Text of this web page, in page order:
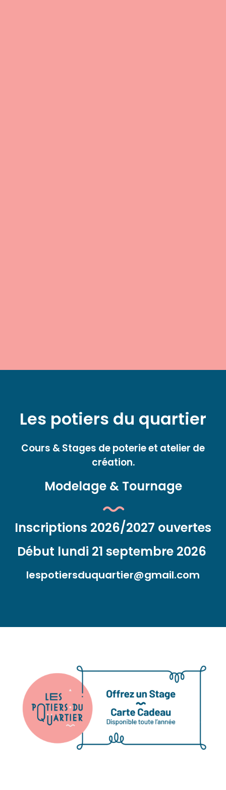
Les potiers du quartier
Cours & Stages de poterie et atelier de
création.
Modelage & Tournage
Inscriptions 2026/2027 ouvertes
Début lundi 21 septembre 2026
lespotiersduquartier@gmail.com